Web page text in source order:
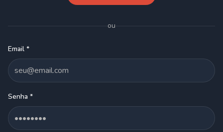
ou
Email *
Senha *